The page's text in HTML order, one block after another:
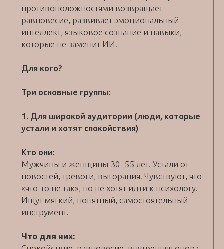
противоположностями возвращает
равновесие, развивает эмоциональный
интеллект, языковое сознание и навыки,
которые не заменит ИИ.
Для кого?
Три основные группы:
1. Для широкой аудитории (люди, которые
устали и хотят спокойствия)
Кто они:
Мужчины и женщины 30–55 лет. Устали от
новостей, тревоги, выгорания. Чувствуют, что
«что-то не так», но не хотят идти к психологу.
Ищут мягкий, понятный, самостоятельный
инструмент.
Что для них: